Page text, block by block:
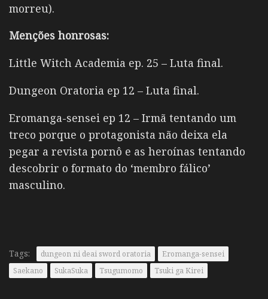
morreu).
Menções honrosas:
Little Witch Academia ep. 25 – Luta final.
Dungeon Oratoria ep 12 – Luta final.
Eromanga-sensei ep 12 – Irmã tentando um
treco porque o protagonista não deixa ela
pegar a revista pornô e as heroínas tentando
descobrir o formato do ‘membro fálico’
masculino.
Tags: dungeon ni deai sword oratoria
Eromanga-sensei
Saekano
SukaSuka Tsugumomo Tsuki ga Kirei